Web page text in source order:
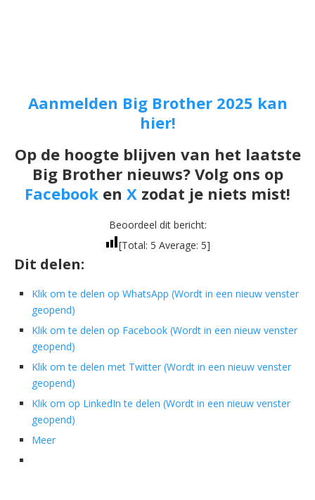
Aanmelden Big Brother 2025 kan
hier!
Op de hoogte blijven van het laatste
Big Brother nieuws? Volg ons op
Facebook en X zodat je niets mist!
Beoordeel dit bericht:
[Total: 5 Average: 5]
Dit delen:
Klik om te delen op WhatsApp (Wordt in een nieuw venster
geopend)
Klik om te delen op Facebook (Wordt in een nieuw venster
geopend)
Klik om te delen met Twitter (Wordt in een nieuw venster
geopend)
Klik om op LinkedIn te delen (Wordt in een nieuw venster
geopend)
Meer